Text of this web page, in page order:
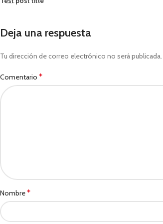
Deja una respuesta
Tu dirección de correo electrónico no será publicada.
Comentario *
Nombre*